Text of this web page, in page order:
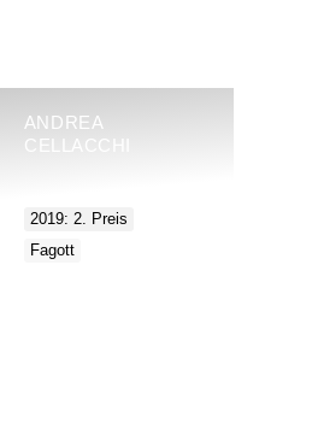
ANDREA
CELLACCHI
2019: 2. Preis
Fagott